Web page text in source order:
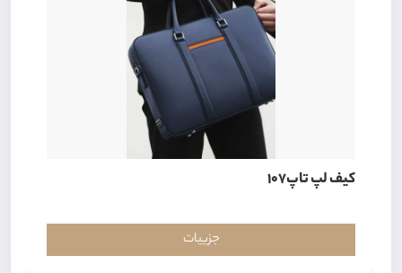
کیف لپ تاپ107
جزییات